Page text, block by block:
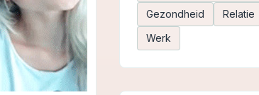
Gezondheid
Relatie
Werk